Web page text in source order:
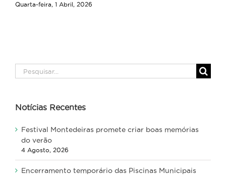
Quarta-feira, 1 Abril, 2026
Pesquisar
Notícias Recentes
Festival Montedeiras promete criar boas memórias
do verão
4 Agosto, 2026
Encerramento temporário das Piscinas Municipais